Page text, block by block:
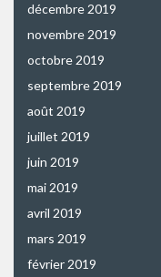
décembre 2019
novembre 2019
octobre 2019
septembre 2019
août 2019
juillet 2019
juin 2019
mai 2019
avril 2019
mars 2019
février 2019